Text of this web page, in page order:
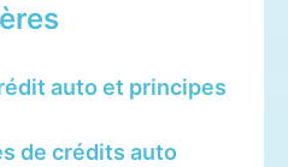
auto et principes
de crédits auto